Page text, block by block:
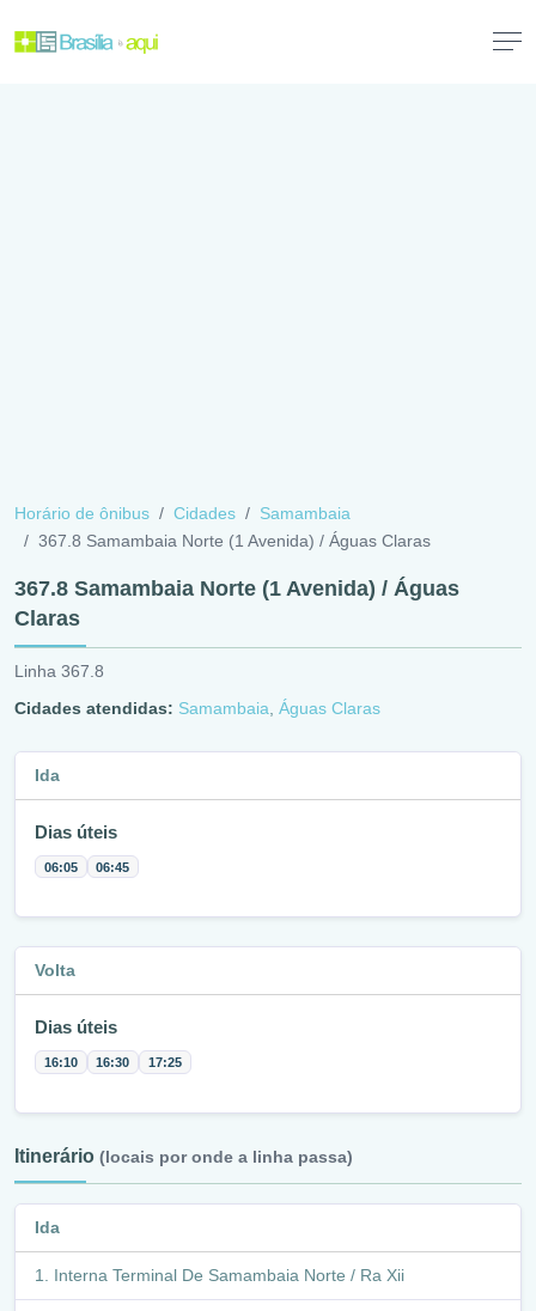
Horário de ônibus Cidades
Samambaia
367.8 Samambaia Norte (1 Avenida) / Águas Claras
367.8 Samambaia Norte (1 Avenida) / Águas
Claras
Linha 367.8
Cidades atendidas: Samambaia Águas Claras
Ida
Dias úteis
06:05 06:45
Volta
Dias úteis
16:10 16:30 17:25
Itinerário (locais por onde a linha passa)
Ida
Interna Terminal De Samambaia Norte / Ra Xii